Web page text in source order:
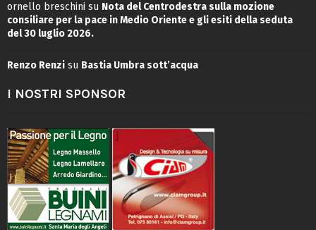
ornello breschini su Nota del Centrodestra sulla mozione
consiliare per la pace in Medio Oriente e gli esiti della seduta
del 30 luglio 2026.
Renzo Renzi su Bastia Umbra sott’acqua
I NOSTRI SPONSOR